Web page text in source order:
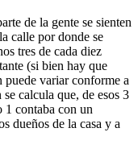
de la gente se sienten
calle por donde se
tres de cada diez
(si bien hay que
puede variar conforme a
calcula que, de esos 3
1 contaba con un
dueños de la casa y a